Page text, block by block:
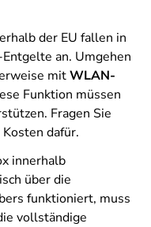
der EU fallen in
an. Umgehen
mitWLAN-
Funktion müssen
Fragen Sie
dafür.
innerhalb
über die
funktioniert, muss
vollständige